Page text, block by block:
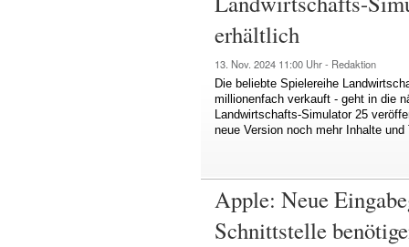
erhältlich
13. Nov. 2024 11:00 Uhr - Redaktion
Die beliebte Spielereihe
millionenfach verkauft - geht in die
Landwirtschafts-Simulator 25
neue Version noch mehr Inhalte
Apple: Neue
Schnittstelle